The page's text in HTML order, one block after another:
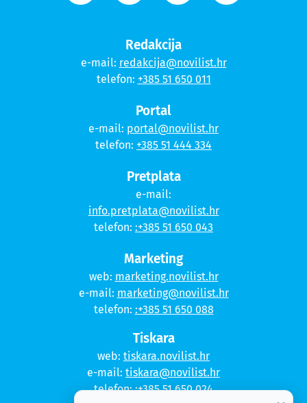
Redakcija
e-mail: redakcija@novilist.hr
telefon: +385 51 650 011
Portal
e-mail: portal@novilist.hr
telefon: +385 51 444 334
Pretplata
e-mail:
info.pretplata@novilist.hr
telefon: :+385 51 650 043
Marketing
web: marketing.novilist.hr
e-mail: marketing@novilist.hr
telefon: :+385 51 650 088
Tiskara
web: tiskara.novilist.hr
e-mail: tiskara@novilist.hr
telefon::+385 51 650 024